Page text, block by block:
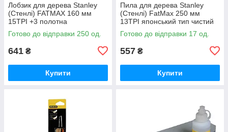
Лобзик для дерева Stanley
(Стенлі) FATMAX 160 мм
15TPI +3 полотна
Готово до відправки 250 од.
641 ₴
Купити
Пила для дерева Stanley
(Стенлі) FatMax 250 мм
13TPI японський тип чистий
різ обвушкова
Готово до відправки 17 од.
557 ₴
Купити